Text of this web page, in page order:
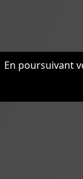
En poursuivant